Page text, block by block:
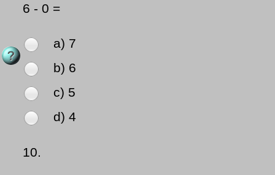
6 - 0 =
a) 7
b) 6
c) 5
d) 4
10.